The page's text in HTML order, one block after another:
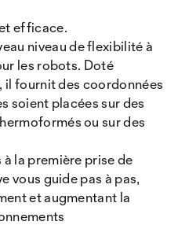
efficace.
niveau de flexibilité à
les robots. Doté
il fournit des coordonnées
soient placées sur des
ou sur des
la première prise de
vous guide pas à pas,
et augmentant la